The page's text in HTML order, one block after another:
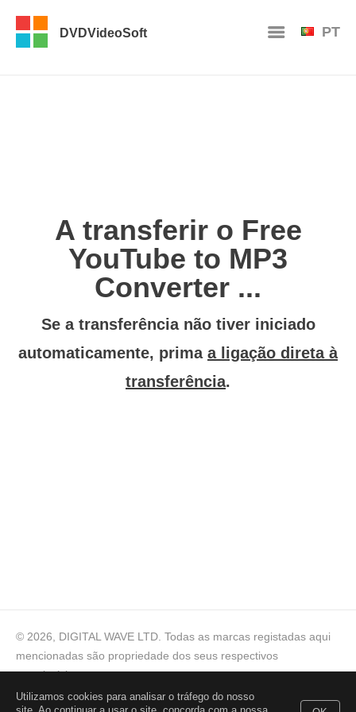
Utilizamos cookies para analisar o tráfego do nosso
DVDVideoSoft PT
A transferir o Free
YouTube to MP3
Converter ...
Se a transferência não tiver iniciado
automaticamente, prima a ligação direta à
transferência.
© 2026, DIGITAL WAVE LTD. Todas as marcas registadas aqui
mencionadas são propriedade dos seus respectivos
proprietários
Ajuda técnica, Para consultas comerciais, Termos de